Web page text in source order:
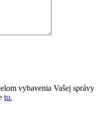
vybavenia Vašej správy
tu.